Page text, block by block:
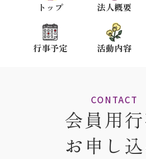
トップ 法人概要
行事予定 活動内容
CONTACT
会員用
お申し